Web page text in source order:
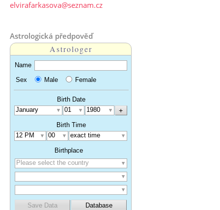
elvirafarkasova@seznam.cz
Astrologická předpověď